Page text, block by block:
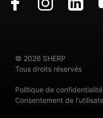
© 2026 SHERP
Tous droits réservés
Politique de
Consentement de